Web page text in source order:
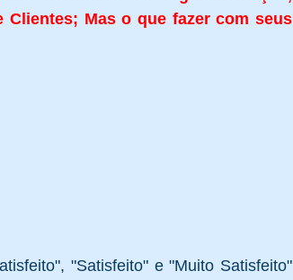
Clientes; Mas o que fazer com seus
"Satisfeito" e "Muito Satisfeito"